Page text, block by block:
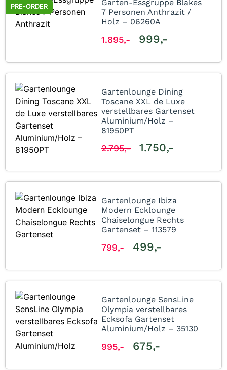
PRE-ORDER
Garten-Essgruppe Blakes
7 Personen Anthrazit /
Holz – 06260A
1.895,- 999,-
Gartenlounge Dining
Toscane XXL de Luxe
verstellbares Gartenset
Aluminium/Holz –
81950PT
2.795,- 1.750,-
Gartenlounge Ibiza
Modern Ecklounge
Chaiselongue Rechts
Gartenset – 113579
799,- 499,-
Gartenlounge SensLine
Olympia verstellbares
Ecksofa Gartenset
Aluminium/Holz – 35130
995,- 675,-